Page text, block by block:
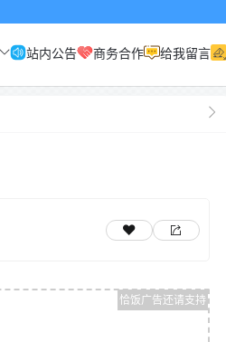
站内公告 商务合作 给我留言